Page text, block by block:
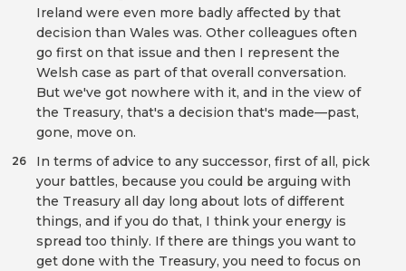
Ireland were even more badly affected by that
decision than Wales was. Other colleagues often
go first on that issue and then I represent the
Welsh case as part of that overall conversation.
But we've got nowhere with it, and in the view of
the Treasury, that's a decision that's made—past,
gone, move on.
In terms of advice to any successor, first of all, pick
your battles, because you could be arguing with
the Treasury all day long about lots of different
things, and if you do that, I think your energy is
spread too thinly. If there are things you want to
get done with the Treasury, you need to focus on
26